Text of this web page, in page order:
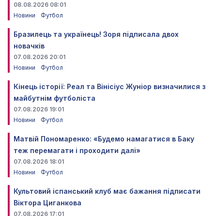
08.08.2026 08:01
Новини
Футбол
Бразилець та українець! Зоря підписала двох
новачків
07.08.2026 20:01
Новини
Футбол
Кінець історії: Реал та Вінісіус Жуніор визначилися з
майбутнім футболіста
07.08.2026 19:01
Новини
Футбол
Матвій Пономаренко: «Будемо намагатися в Баку
теж перемагати і проходити далі»
07.08.2026 18:01
Новини
Футбол
Культовий іспанський клуб має бажання підписати
Віктора Циганкова
07.08.2026 17:01